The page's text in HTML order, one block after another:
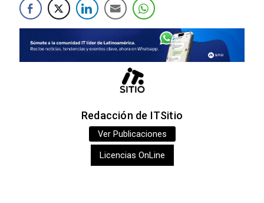
Redacción de ITSitio
Ver Publicaciones
Licencias OnLine